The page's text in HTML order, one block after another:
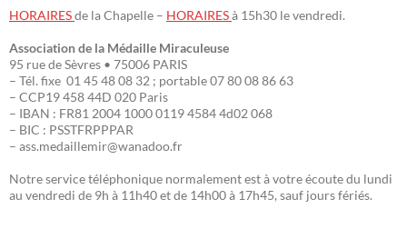
HORAIRESde la Chapelle – HORAIRESà 15h30 le vendredi.
Association de la Médaille Miraculeuse
95 rue de Sèvres • 75006 PARIS
– Tél. fixe 01 45 48 08 32 ; portable 07 80 08 86 63
– CCP19 458 44D 020 Paris
– IBAN : FR81 2004 1000 0119 4584 4d02 068
– BIC : PSSTFRPPPAR
– ass.medaillemir@wanadoo.fr
Notre service téléphonique normalement est à votre écoute du lundi
au vendredi de 9h à 11h40 et de 14h00 à 17h45, sauf jours fériés.